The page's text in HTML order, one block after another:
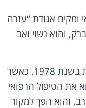
ומקים אגודת “עזרה
נולד ב-1954 בבני ברק, והוא נשוי ואב
הרב פירר החל את פעילותו הרפואית בשנת 1978, כאשר
את הטיפול הרפואי
והוא הפך למקור